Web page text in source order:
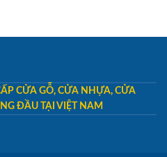
CỬA GỖ, CỬA NHỰA, CỬA
ĐẦU TẠI VIỆT NAM